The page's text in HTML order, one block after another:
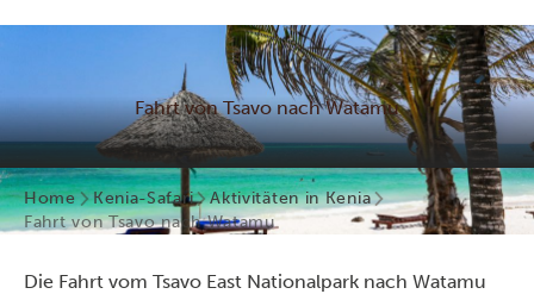
Fahrt von Tsavo nach Watamu
Home Kenia-Safari
Aktivitäten in Kenia
Fahrt von Tsavo nach Watamu
Die Fahrt vom Tsavo East Nationalpark nach Watamu